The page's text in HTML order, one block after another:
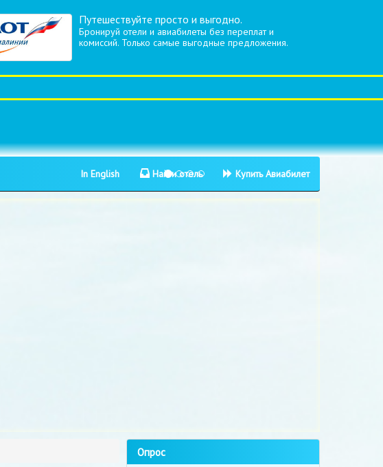
Путешествуйте просто и выгодно.
Бронируй отели и авиабилеты без переплат и
комиссий. Только самые выгодные предложения.
In English Найти отель Купить Авиабилет
Опрос